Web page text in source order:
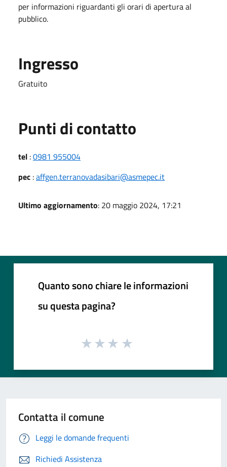
per informazioni riguardanti gli orari di apertura al
pubblico.
Ingresso
Gratuito
Punti di contatto
tel :0981 955004
pec :affgen.terranovadasibari@asmepec.it
Ultimo aggiornamento: 20 maggio 2024, 17:21
Quanto sono chiare le informazioni
su questa pagina?
Contatta il comune
Leggi le domande frequenti
Richiedi Assistenza